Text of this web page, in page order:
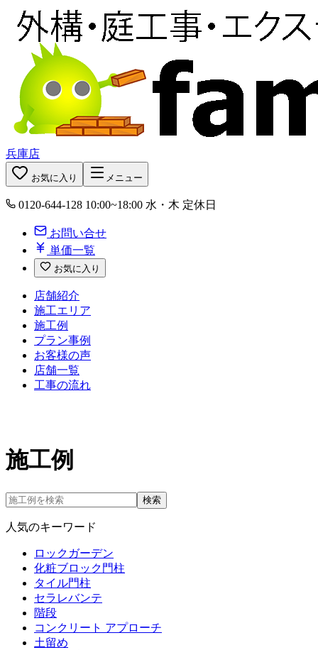
兵庫店
お気に入り メニュー
0120-644-128 10:00~18:00 水・木 定休日
お問い合せ
単価一覧
お気に入り
店舗紹介
施工エリア
施工例
プラン事例
お客様の声
店舗一覧
工事の流れ
施工例
検索
人気のキーワード
ロックガーデン
化粧ブロック門柱
タイル門柱
セラレバンテ
階段
コンクリート アプローチ
土留め